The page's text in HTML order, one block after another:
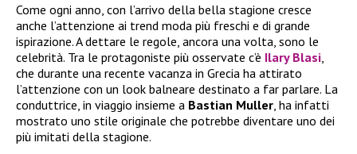
Come ogni anno, con l’arrivo della bella stagione cresce
anche l’attenzione ai trend moda più freschi e di grande
ispirazione. A dettare le regole, ancora una volta, sono le
celebrità. Tra le protagoniste più osservate c’è Ilary Blasi
che durante una recente vacanza in Grecia ha attirato
l’attenzione con un look balneare destinato a far parlare. La
conduttrice, in viaggio insieme a Bastian Muller , ha infatti
mostrato uno stile originale che potrebbe diventare uno dei
più imitati della stagione.